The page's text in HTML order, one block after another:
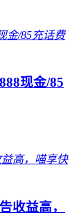
现金/85
收益高，